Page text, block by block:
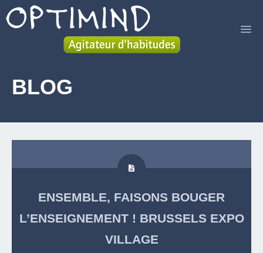
SERVICES
LIVRE
CONTACT
BLOG
ENSEMBLE, FAISONS BOUGER
L’ENSEIGNEMENT ! BRUSSELS EXPO
VILLAGE